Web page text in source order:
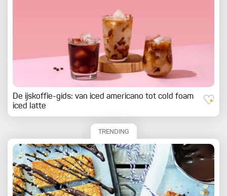
De ijskoffie-gids: van iced americano tot cold foam
iced latte
TRENDING